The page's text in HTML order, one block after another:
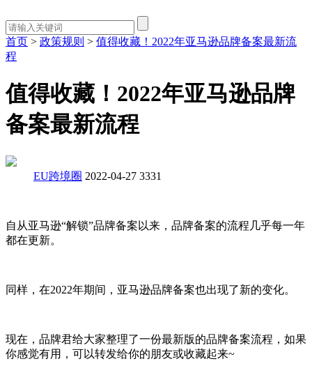
首页 > 政策规则 > 值得收藏！2022年亚马逊品牌备案最新流
程
值得收藏！2022年亚马逊品牌
备案最新流程
EU跨境圈 2022-04-27 3331
自从亚马逊“解锁”品牌备案以来，品牌备案的流程几乎每一年
都在更新。
同样，在2022年期间，亚马逊品牌备案也出现了新的变化。
现在，品牌君给大家整理了一份最新版的品牌备案流程，如果
你感觉有用，可以转发给你的朋友或收藏起来~